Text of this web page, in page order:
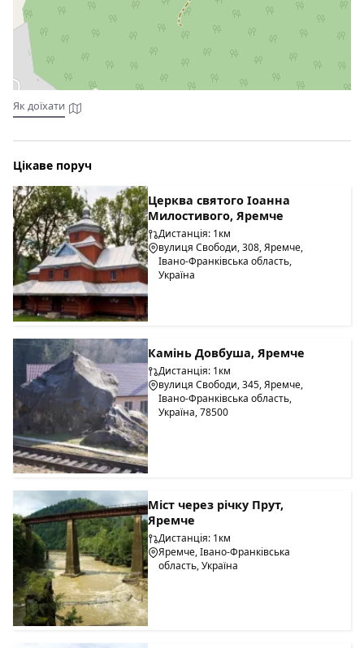
В котеджі є кухня з необхідною технікою та посудом для
приготування їжі самостійно. Можливо замовляти
харчування.
Як доїхати
Цікаве поруч
Церква святого Іоанна
Милостивого, Яремче
Дистанція: 1км
вулиця Свободи, 308, Яремче,
Івано-Франківська область,
Україна
Камінь Довбуша, Яремче
Дистанція: 1км
вулиця Свободи, 345, Яремче,
Івано-Франківська область,
Україна, 78500
Міст через річку Прут,
Яремче
Дистанція: 1км
Яремче, Івано-Франківська
область, Україна